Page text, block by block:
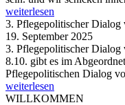
weiterlesen
3. Pflegepolitischer Dialog
19. September 2025
3. Pflegepolitischer Dialog
8.10. gibt es im
Pflegepolitischen Dialog
weiterlesen
WILLKOMMEN